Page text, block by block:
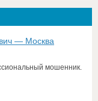
— Москва
мошенник.